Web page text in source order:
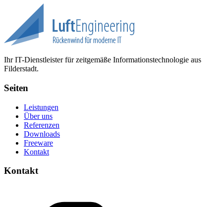
Ihr IT-Dienstleister für zeitgemäße Informationstechnologie aus
Filderstadt.
Seiten
Leistungen
Über uns
Referenzen
Downloads
Freeware
Kontakt
Kontakt